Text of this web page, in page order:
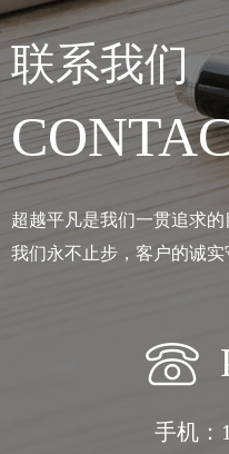
联系我们
超越平凡是我们一贯追求
我们永不止步，客户的诚
手机：